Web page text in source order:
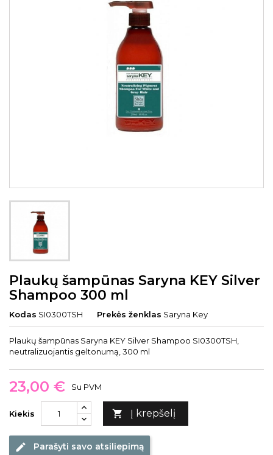
Plaukų šampūnas Saryna KEY Silver
Shampoo 300 ml
Kodas SI0300TSH Prekės ženklas Saryna Key
Plaukų šampūnas Saryna KEY Silver Shampoo SI0300TSH,
neutralizuojantis geltonumą, 300 ml
23,00 € Su PVM
Kiekis  Į krepšelį
edit Parašyti savo atsiliepimą